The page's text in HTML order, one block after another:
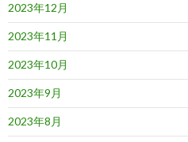
2023年12月
2023年11月
2023年10月
2023年9月
2023年8月